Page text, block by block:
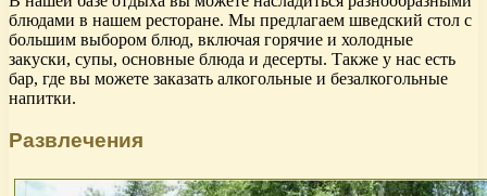
блюдами в нашем ресторане. Мы предлагаем шведский стол с
большим выбором блюд, включая горячие и холодные
закуски, супы, основные блюда и десерты. Также у нас есть
бар, где вы можете заказать алкогольные и безалкогольные
напитки.
Развлечения